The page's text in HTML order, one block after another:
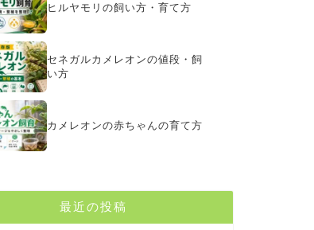
ヒルヤモリの飼い方・育て方
セネガルカメレオンの値段・飼
い方
カメレオンの赤ちゃんの育て方
最近の投稿